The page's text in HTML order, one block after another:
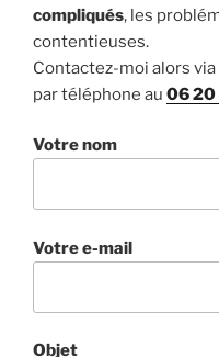
compliqués, les
contentieuses.
Contactez-moi alors
par téléphone au 06 20
Votre nom
Votre e-mail
Objet